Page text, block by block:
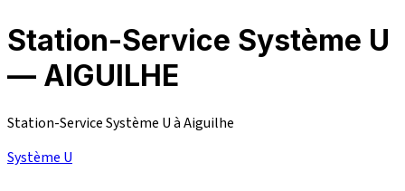
Station-Service Système U
— AIGUILHE
Station-Service Système U à Aiguilhe
Système U